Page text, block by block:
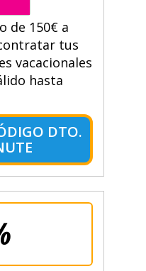
de 150€ a
tus
vacacionales
hasta
DTO.